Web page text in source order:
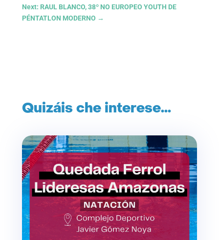
Next: RAUL BLANCO, 38º NO EUROPEO YOUTH DE
PÉNTATLON MODERNO →
Quizáis che interese…